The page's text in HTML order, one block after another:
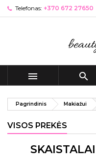
Telefonas: +370 672 27650
 
Pagrindinis Makiažui
VISOS PREKĖS